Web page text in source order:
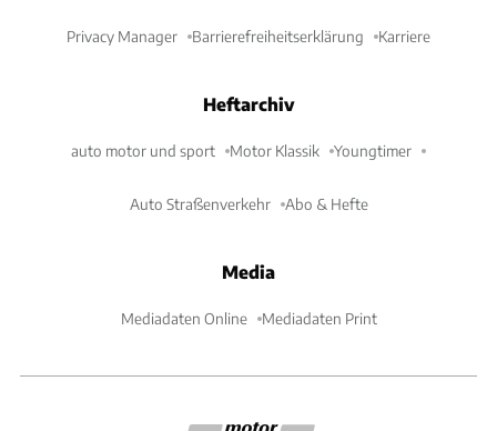
Privacy Manager Barrierefreiheitserklärung Karriere
Heftarchiv
auto motor und sport Motor Klassik Youngtimer
Auto Straßenverkehr Abo & Hefte
Media
Mediadaten Online Mediadaten Print